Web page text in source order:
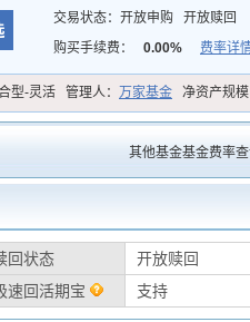
交易状态： 开放申购
开放赎回
购买手续费：
0.00% 费率详
型-灵活 管理人： 万家基金 净资产规模
其他基金基金费率查
回状态 开放赎回
速回活期宝 支持